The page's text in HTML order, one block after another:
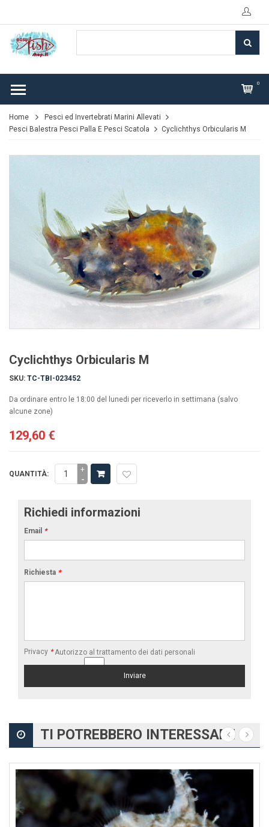
0
Home
Pesci ed Invertebrati Marini Allevati
Pesci Balestra Pesci Palla E Pesci Scatola
Cyclichthys Orbicularis M
Cyclichthys Orbicularis M
SKU: TC-TBI-023452
Da ordinare entro le 18:00 del lunedi per riceverlo in settimana (salvo
alcune zone)
129,60 €
QUANTITÀ: +
-
Richiedi informazioni
Email *
Richiesta *
Privacy * Autorizzo al trattamento dei dati personali
TI POTREBBERO INTERESSARE